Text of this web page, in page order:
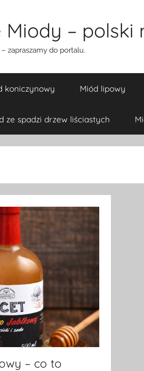
Miody –
zapraszamy do portalu.
koniczynowy Miód lipowy
ze spadzi drzew liściastych
– co to